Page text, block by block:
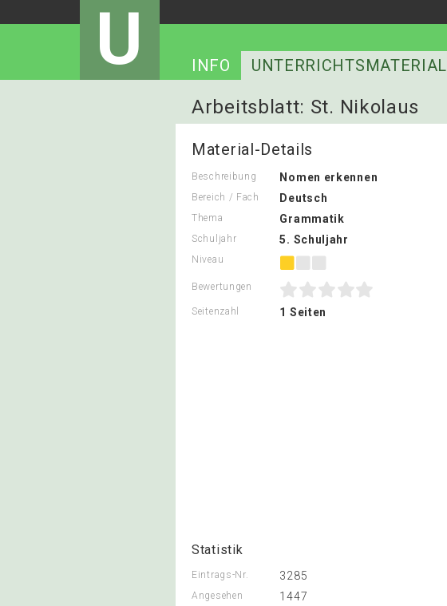
U INFO UNTERRICHTSMATERIAL
Arbeitsblatt: St. Nikolaus
Material-Details
Beschreibung Nomen erkennen
Bereich / Fach Deutsch
Thema Grammatik
Schuljahr 5. Schuljahr
Niveau
Bewertungen
Seitenzahl 1 Seiten
Statistik
Eintrags-Nr. 3285
Angesehen 1447